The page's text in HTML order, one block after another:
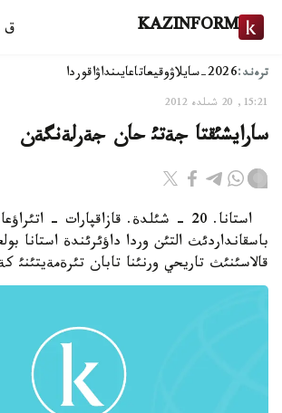
KAZINFORM ق
ترەند:2026-سايلاۋ وقيعاتاعايىنداۋاقوردا
15:21, 20 شىلدە 2012
سارايشئقتا جةتئ حان جةرلةنگةن
استانا. 20 - شئلدة. قازاقپارات -
باسقانداردئث التئن وردا داؤئرئندة استانا
قالاسئنئث تاريحي ورنئنا تابان